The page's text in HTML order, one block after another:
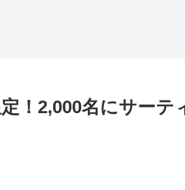
！2,000名にサー